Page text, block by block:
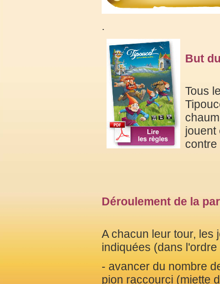
.
But
Tous
jouent
contre
Déroulement de la
A chacun leur tour, les
indiquées (dans
- avancer du nombre
pion raccourci (miette